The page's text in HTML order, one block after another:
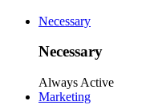
Necessary
Necessary
Always Active
Marketing